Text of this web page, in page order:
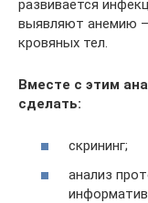
развивается
выявляют анемию
кровяных тел.
Вместе с этим
сделать:
скрининг;
анализ